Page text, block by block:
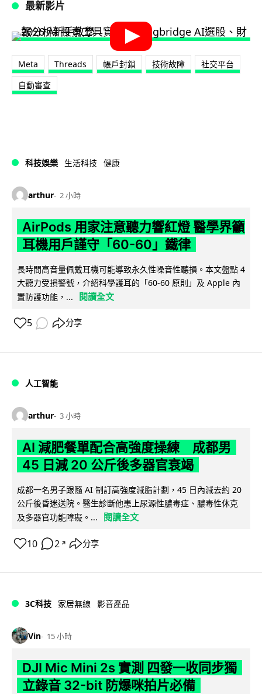
最新影片
Meta Threads 帳戶封鎖 技術故障
社交平台
自動審查
科技娛樂 生活科技 健康
arthur 2 小時
AirPods 用家注意聽力響紅燈 醫學界籲
耳機用戶謹守「60-60」鐵律
長時間高音量佩戴耳機可能導致永久性噪音性聽損。本文盤點 4
大聽力受損警號，介紹科學護耳的「60-60 原則」及 Apple 內
置防護功能，...
閱讀全文
5 分享
人工智能
arthur 3 小時
AI 減肥餐單配合高強度操練 成都男
45 日減 20 公斤後多器官衰竭
成都一名男子跟隨 AI 制訂高強度減脂計劃，45 日內減去約 20
公斤後昏迷送院。醫生診斷他患上尿源性膿毒症、膿毒性休克
及多器官功能障礙。...
閱讀全文
10 2 ↗ 分享
3C科技 家居無線 影音產品
Vin 15 小時
DJI Mic Mini 2s 實測 四發一收同步獨
立錄音 32-bit 防爆咪拍片必備